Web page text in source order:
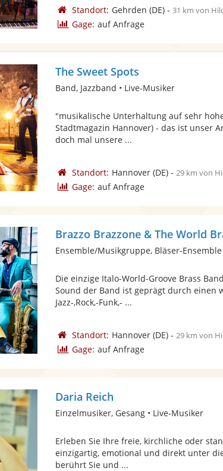
Standort: Gehrden (DE)- 31 km von
Gage: auf Anfrage
The Sweet Spots
Band, Jazzband • Live-Musiker
"musikalische Unterhaltung auf sehr
Stadtmagazin Hannover) - das ist unser
doch mal unsere ...
Standort: Hannover(DE)- 29 km von
Gage: auf Anfrage
Brazzo Brazzone & The World
Die einzige Italo-World-Groove Brass
Sound der Band ist geprägt durch einen
Jazz-,Rock,-Funk,- ...
Standort: Hannover(DE)- 29 km von
Gage: auf Anfrage
Daria Reich
Einzelmusiker, Gesang • Live-Musiker
Erleben Sie Ihre freie, kirchliche oder
einzigartig, emotional und direkt unter
berührt Sie und ...